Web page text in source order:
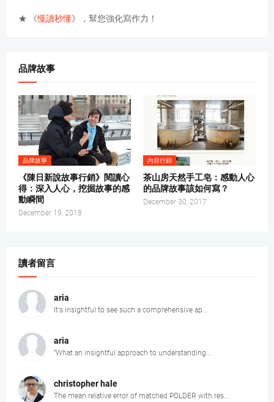
★ 《慢讀秒懂》，幫您強化寫作力！
品牌故事
品牌故事
《陳日新說故事行銷》閱讀心
得：深入人心，挖掘故事的感
動瞬間
December 19, 2018
內容行銷
茶山房天然手工皂：感動人心
的品牌故事該如何寫？
December 30, 2017
讀者留言
aria
It's insightful to see such a comprehensive ap...
aria
"What an insightful approach to understanding...
christopher hale
The mean relative error of matched POLDER with res...